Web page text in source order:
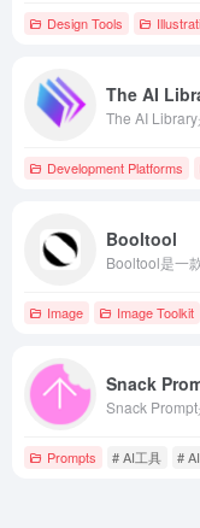
Design Tools
The AI
Development Platforms
Booltool
Image Image Toolkit
Snack
Prompts # AI工具 #